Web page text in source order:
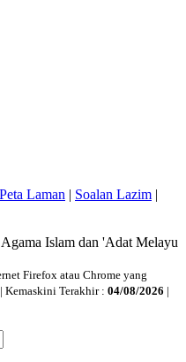
Peta Laman Soalan Lazim
Islam dan 'Adat Melayu
Firefox atau Chrome yang
Kemaskini Terakhir : 04/08/2026 |